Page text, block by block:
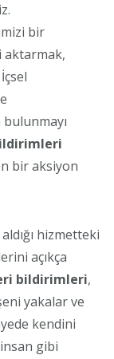
bir
aktarmak,
bir aksiyon
hizmetteki
açıkça
bildirimleri,
yakalar ve
kendini
gibi